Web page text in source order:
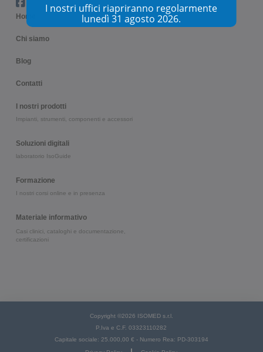
Home
Chi siamo
Blog
Contatti
I nostri prodotti
Impianti, strumenti, componenti e accessori
Soluzioni digitali
laboratorio IsoGuide
Formazione
I nostri corsi online e in presenza
Materiale informativo
Casi clinici, cataloghi e documentazione,
certificazioni
Copyright ©2026 ISOMED s.r.l.
P.Iva e C.F. 03323110282
Capitale sociale: 25.000,00 € - Numero Rea: PD-303194
I nostri uffici riapriranno regolarmente
lunedì 31 agosto 2026.